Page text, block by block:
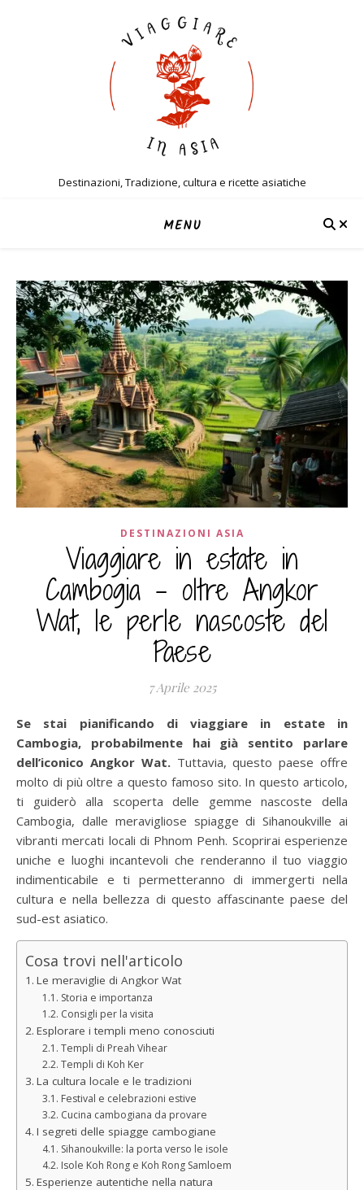
Destinazioni, Tradizione, cultura e ricette asiatiche
MENU
DESTINAZIONI ASIA
Viaggiare in estate in
Cambogia – oltre Angkor
Wat, le perle nascoste del
Paese
7 Aprile 2025
Se stai pianificando di viaggiare in estate in
Cambogia, probabilmente hai già sentito parlare
dell’iconico Angkor Wat.Tuttavia, questo paese offre
molto di più oltre a questo famoso sito. In questo articolo,
ti guiderò alla scoperta delle gemme nascoste della
Cambogia, dalle meravigliose spiagge di Sihanoukville ai
vibranti mercati locali di Phnom Penh. Scoprirai esperienze
uniche e luoghi incantevoli che renderanno il tuo viaggio
indimenticabile e ti permetteranno di immergerti nella
cultura e nella bellezza di questo affascinante paese del
sud-est asiatico.
Cosa trovi nell'articolo
Le meraviglie di Angkor Wat
Storia e importanza
Consigli per la visita
Esplorare i templi meno conosciuti
Templi di Preah Vihear
Templi di Koh Ker
La cultura locale e le tradizioni
Festival e celebrazioni estive
Cucina cambogiana da provare
I segreti delle spiagge cambogiane
Sihanoukville: la porta verso le isole
Isole Koh Rong e Koh Rong Samloem
Esperienze autentiche nella natura